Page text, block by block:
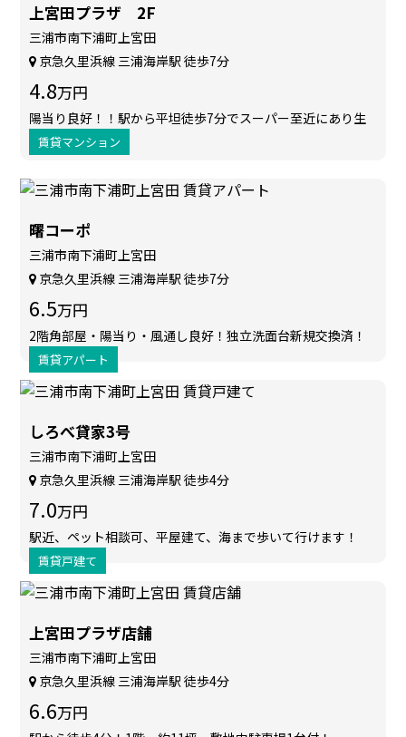
賃貸マンション
上宮田プラザ 2F
三浦市南下浦町上宮田
京急久里浜線 三浦海岸駅 徒歩7分
4.8万円
陽当り良好！！駅から平坦徒歩7分でスーパー至近にあり生
活便利！！
賃貸アパート
曙コーポ
三浦市南下浦町上宮田
京急久里浜線 三浦海岸駅 徒歩7分
6.5万円
2階角部屋・陽当り・風通し良好！独立洗面台新規交換済！
賃貸戸建て
しろべ貸家3号
三浦市南下浦町上宮田
京急久里浜線 三浦海岸駅 徒歩4分
7.0万円
駅近、ペット相談可、平屋建て、海まで歩いて行けます！
上宮田プラザ店舗
三浦市南下浦町上宮田
京急久里浜線 三浦海岸駅 徒歩4分
6.6万円